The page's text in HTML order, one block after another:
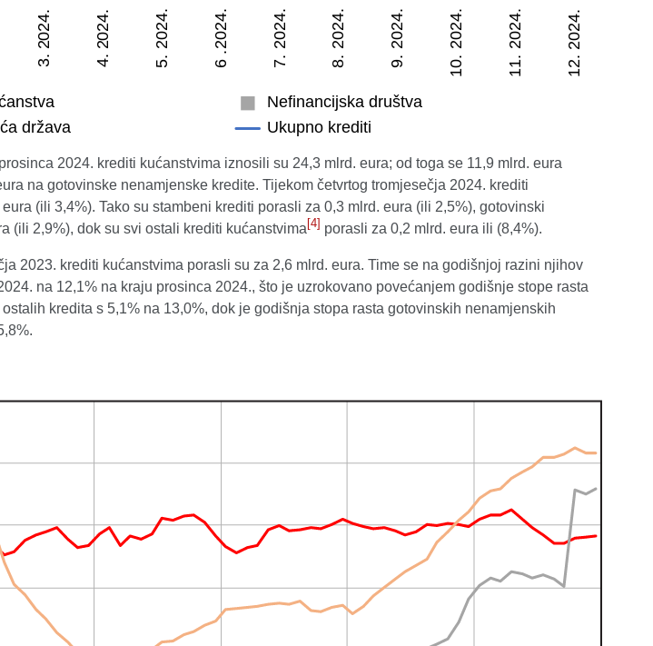
2024. krediti kućanstvima iznosili su 24,3 mlrd. eura; od toga se 11,9 mlrd. eura
na gotovinske nenamjenske kredite. Tijekom četvrtog tromjesečja 2024. krediti
(ili 3,4%). Tako su stambeni krediti porasli za 0,3 mlrd. eura (ili 2,5%), gotovinski
(ili 2,9%), dok su svi ostali krediti kućanstvima[4] porasli za 0,2 mlrd. eura ili (8,4%).
2023. krediti kućanstvima porasli su za 2,6 mlrd. eura. Time se na godišnjoj razini njihov
na 12,1% na kraju prosinca 2024., što je uzrokovano povećanjem godišnje stope rasta
kredita s 5,1% na 13,0%, dok je godišnja stopa rasta gotovinskih nenamjenskih